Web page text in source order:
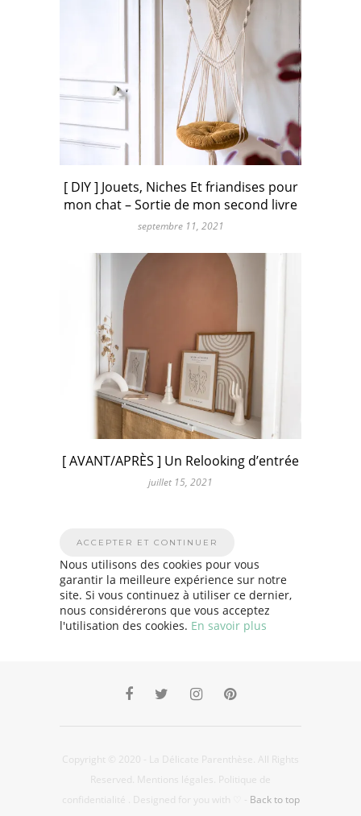
[ DIY ] Jouets, Niches Et friandises pour
mon chat – Sortie de mon second livre
septembre 11, 2021
[ AVANT/APRÈS ] Un Relooking d’entrée
juillet 15, 2021
Nous utilisons des cookies pour vous
garantir la meilleure expérience sur notre
site. Si vous continuez à utiliser ce dernier,
nous considérerons que vous acceptez
l'utilisation des cookies. En savoir plus
Copyright © 2020 - La Délicate Parenthèse. All Rights
Reserved.
Mentions légales
Politique de
confidentialité
. Designed for you with ♡ - Back to top